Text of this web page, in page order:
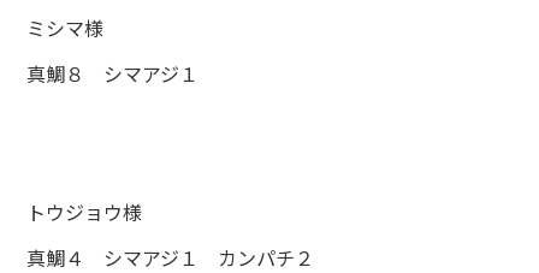
ミシマ様
真鯛８ シマアジ１
トウジョウ様
真鯛４ シマアジ１ カンパチ２